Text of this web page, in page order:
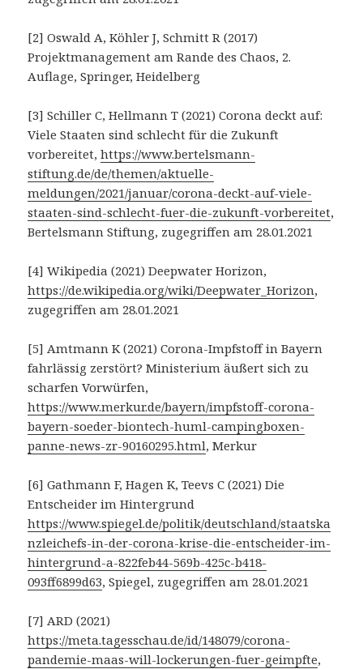
[2] Oswald A, Köhler J, Schmitt R (2017)
Projektmanagement am Rande des Chaos, 2.
Auflage, Springer, Heidelberg
[3] Schiller C, Hellmann T (2021) Corona deckt auf:
Viele Staaten sind schlecht für die Zukunft
vorbereitet,https://www.bertelsmann-
stiftung.de/de/themen/aktuelle-
meldungen/2021/januar/corona-deckt-auf-viele-
staaten-sind-schlecht-fuer-die-zukunft-vorbereitet,
Bertelsmann Stiftung, zugegriffen am 28.01.2021
[4] Wikipedia (2021) Deepwater Horizon,
https://de.wikipedia.org/wiki/Deepwater_Horizon,
zugegriffen am 28.01.2021
[5] Amtmann K (2021) Corona-Impfstoff in Bayern
fahrlässig zerstört? Ministerium äußert sich zu
scharfen Vorwürfen,
https://www.merkur.de/bayern/impfstoff-corona-
bayern-soeder-biontech-huml-campingboxen-
panne-news-zr-90160295.html, Merkur
[6] Gathmann F, Hagen K, Teevs C (2021) Die
Entscheider im Hintergrund
https://www.spiegel.de/politik/deutschland/staatska
nzleichefs-in-der-corona-krise-die-entscheider-im-
hintergrund-a-822feb44-569b-425c-b418-
093ff6899d63, Spiegel, zugegriffen am 28.01.2021
[7] ARD (2021)
https://meta.tagesschau.de/id/148079/corona-
pandemie-maas-will-lockerungen-fuer-geimpfte,